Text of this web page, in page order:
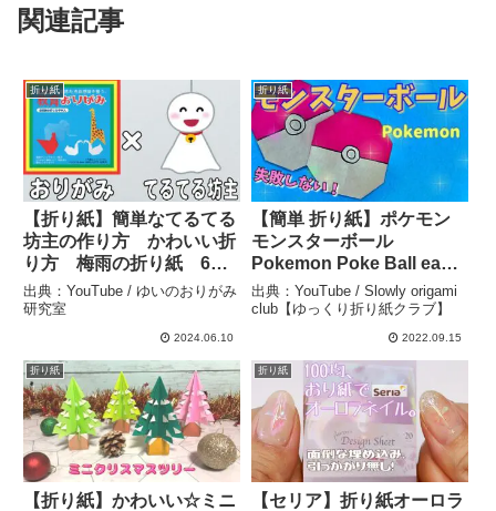
関連記事
折り紙
【折り紙】簡単なてるてる
坊主の作り方 かわいい折
り方 梅雨の折り紙 6月
の折り紙 子供でも作れる
【おりがみ】 – ゆいのおり
出典：YouTube / ゆいのおりがみ
研究室
2024.06.10
折り紙
【簡単 折り紙】ポケモン
モンスターボール
Pokemon Poke Ball easy
prigami – Slowly origami
club【ゆっくり折り紙クラ
出典：YouTube / Slowly origami
club【ゆっくり折り紙クラブ】
2022.09.15
折り紙
【折り紙】かわいい☆ミニ
折り紙
【セリア】折り紙オーロラ